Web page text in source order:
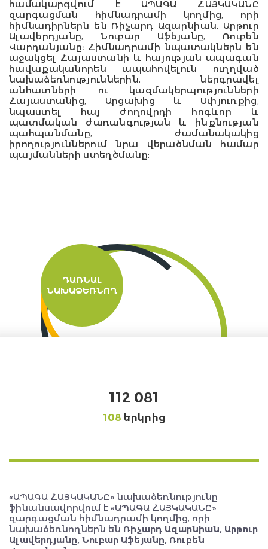
համակարգվում է ԱՊԱԳԱ ՀԱՅԿԱԿԱՆԸ
զարգացման հիմնադրամի կողմից, որի
հիմնադիրներն են Ռիչարդ Ազարնիան, Արթուր
Ալավերդյանը, Նուբար Աֆեյանը, Ռուբեն
Վարդանյանը։ Հիմնադրամի նպատակներն են
աջակցել Հայաստանի և հայության ապագան
հավաքականորեն ապահովելուն ուղղված
նախաձեռնություններին, ներգրավել
անհատների ու կազմակերպությունների
Հայաստանից, Արցախից և Սփյուռքից,
նպաստել հայ ժողովրդի հոգևոր և
պատմական ժառանգության և ինքնության
պահպանմանը, ժամանակակից
իրողություններում նրա վերածնման համար
պայմանների ստեղծմանը:
ԴԱՌՆԱԼ
ՆԱԽԱՁԵՌՆՈՂ
112 081
108 երկրից
«ԱՊԱԳԱ ՀԱՅԿԱԿԱՆԸ» նախաձեռնությունը
ֆինանսավորվում է «ԱՊԱԳԱ ՀԱՅԿԱԿԱՆԸ»
զարգացման հիմնադրամի կողմից, որի
նախաձեռնողներն են Ռիչարդ Ազարնիան, Արթուր
Ալավերդյանը, Նուբար Աֆեյանը, Ռուբեն